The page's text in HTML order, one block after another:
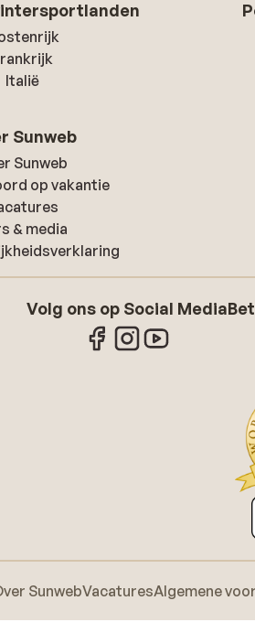
Italië
Sunweb
Sunweb
op vakantie
& media
Volg ons op Social Media
SunwebVacaturesAlgemene